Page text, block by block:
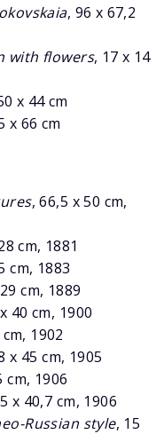
, 96 x 67,2
with flowers, 17 x 14
x 44 cm
x 66 cm
, 66,5 x 50 cm,
cm, 1881
cm, 1883
cm, 1889
40 cm, 1900
1902
x 45 cm, 1905
cm, 1906
x 40,7 cm, 1906
Russian style, 15